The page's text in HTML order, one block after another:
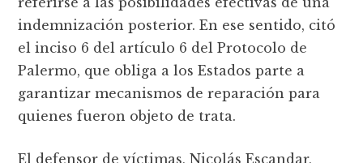
indemnización posterior. En ese sentido, citó
el inciso 6 del artículo 6 del Protocolo de
Palermo, que obliga a los Estados parte a
garantizar mecanismos de reparación para
quienes fueron objeto de trata.
El defensor de víctimas, Nicolás Escandar,